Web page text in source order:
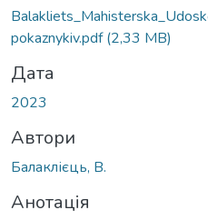
pokaznykiv.pdf(2,33 MB)
Дата
2023
Автори
Балаклієць, В.
Анотація